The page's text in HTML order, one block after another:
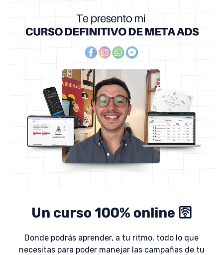
Un curso 100% online 🛜
Donde podrás aprender, a tu ritmo, todo lo que
necesitas para poder manejar las campañas de tu